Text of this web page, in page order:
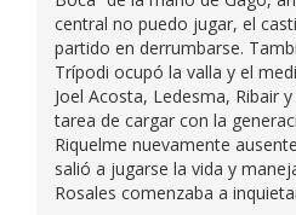
central no puedo jugar, el
partido en derrumbarse.
Trípodi ocupó la valla y el
Joel Acosta, Ledesma, Ribair
tarea de cargar con la
Riquelme nuevamente
salió a jugarse la vida y
Rosales comenzaba a